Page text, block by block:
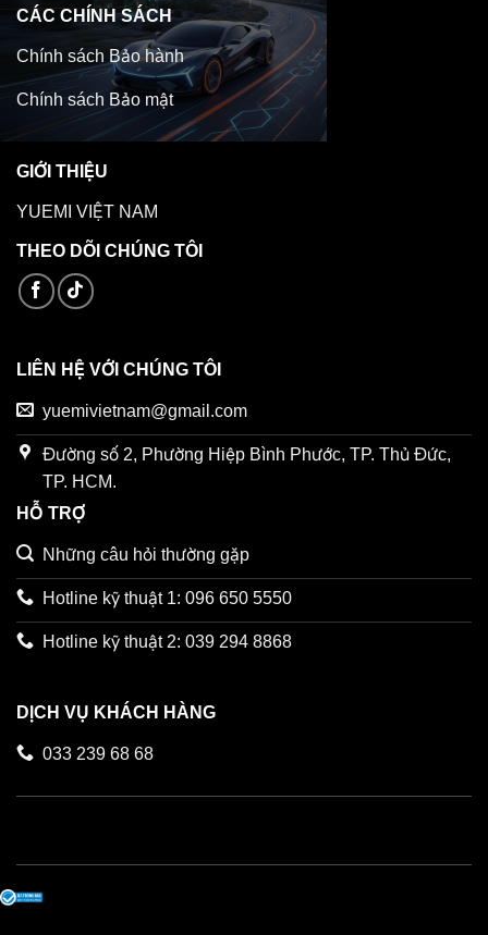
CÁC CHÍNH SÁCH
Chính sách Bảo hành
Chính sách Bảo mật
GIỚI THIỆU
YUEMI VIỆT NAM
THEO DÕI CHÚNG TÔI
LIÊN HỆ VỚI CHÚNG TÔI
yuemivietnam@gmail.com
Đường số 2, Phường Hiệp Bình Phước, TP. Thủ Đức,
TP. HCM.
HỖ TRỢ
Những câu hỏi thường gặp
Hotline kỹ thuật 1: 096 650 5550
Hotline kỹ thuật 2: 039 294 8868
DỊCH VỤ KHÁCH HÀNG
033 239 68 68